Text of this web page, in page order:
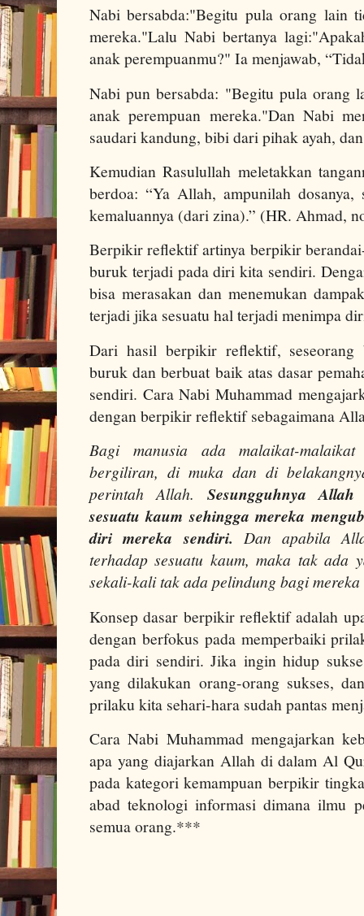
Nabi bersabda:"Begitu pula orang lain
mereka."Lalu Nabi bertanya
anak perempuanmu?" Ia menjawab,
Nabi pun bersabda: "Begitu pula orang
anak perempuan mereka."Dan Nabi
saudari kandung, bibi dari pihak ayah,
Kemudian Rasulullah meletakkan
berdoa: “Ya Allah, ampunilah
kemaluannya (dari zina).” (HR. Ahmad,
Berpikir reflektif artinya berpikir
buruk terjadi pada diri kita sendiri.
bisa merasakan dan menemukan
terjadi jika sesuatu hal terjadi menimpa
Dari hasil berpikir reflektif, seseorang
buruk dan berbuat baik atas dasar
sendiri. Cara Nabi Muhammad
dengan berpikir reflektif sebagaimana
Bagi manusia ada malaikat-
bergiliran, di muka dan di
perintah Allah. Sesungguhnya
sesuatu kaum sehingga mereka
diri mereka sendiri. Dan apabila
terhadap sesuatu kaum, maka tak ada
sekali-kali tak ada pelindung bagi
Konsep dasar berpikir reflektif adalah
dengan berfokus pada memperbaiki
pada diri sendiri. Jika ingin hidup
yang dilakukan orang-orang sukses,
prilaku kita sehari-hara sudah pantas
Cara Nabi Muhammad mengajarkan
apa yang diajarkan Allah di dalam Al
pada kategori kemampuan berpikir
abad teknologi informasi dimana ilmu
semua orang.***